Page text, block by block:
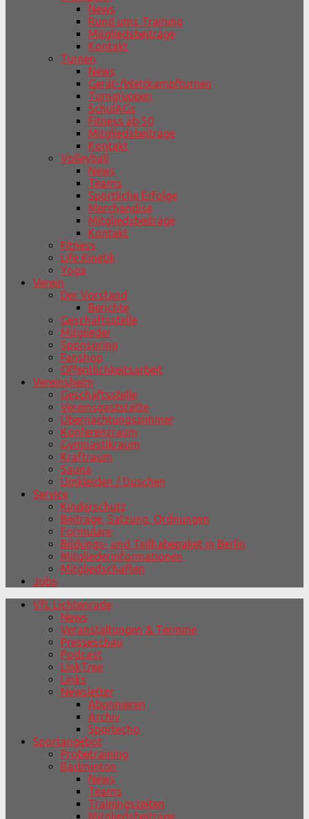
News
Rund ums Training
Mitgliedsbeiträge
Kontakt
Turnen
News
Gerät-/Wettkampfturnen
Turngruppen
SchulAGs
Fitness ab 50
Mitgliedsbeiträge
Kontakt
Volleyball
News
Teams
Sportliche Erfolge
Merchandise
Mitgliedsbeiträge
Kontakt
Fitness
Life Kinetik
Yoga
Verein
Der Vorstand
Berichte
Geschäftsstelle
Mitglieder
Sponsoring
Fanshop
Öffentlichkeitsarbeit
Vereinsheim
Geschäftsstelle
Vereinsgaststätte
Übernachtungszimmer
Konferenzraum
Gymnastikraum
Kraftraum
Sauna
Umkleiden / Duschen
Service
Kinderschutz
Beiträge, Satzung, Ordnungen
Formulare
Bildungs- und Teilhabepaket in Berlin
Mitgliederinformationen
Mitgliedschaften
Jobs
VfL Lichtenrade
News
Veranstaltungen & Termine
Presseschau
Podcast
LinkTree
Links
Newsletter
Abonnieren
Archiv
Sportecho
Sportangebot
Probetraining
Badminton
News
Teams
Trainingszeiten
Mitgliedsbeiträge